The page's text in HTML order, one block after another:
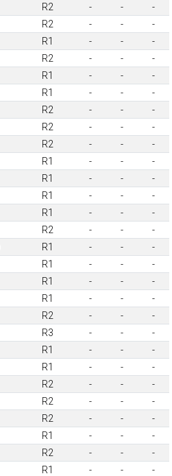
R2 - -
-
R2 - -
-
R1 - -
-
R2 - -
-
R1 - -
-
R1 - -
-
R2 - -
-
R2 - -
-
R2 - -
-
R1 - -
-
R1 - -
-
R1 - -
-
R1 - -
-
R2 - -
-
R1 - -
-
R1 - -
-
R1 - -
-
R1 - -
-
R2 - -
-
R3 - -
-
R1 - -
-
R1 - -
-
R2 - -
-
R2 - -
-
R2 - -
-
R1 - -
-
R2 - -
-
R1 - -
-